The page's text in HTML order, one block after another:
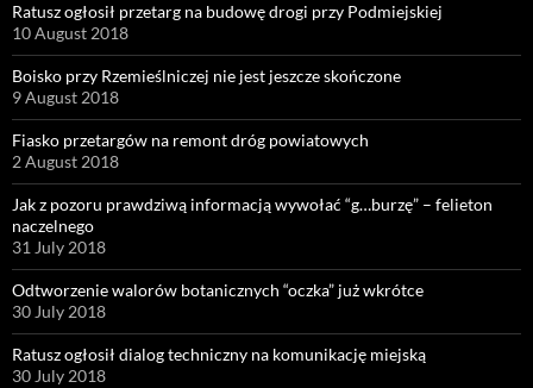
Ratusz ogłosił przetarg na budowę drogi przy Podmiejskiej
10 August 2018
Boisko przy Rzemieślniczej nie jest jeszcze skończone
9 August 2018
Fiasko przetargów na remont dróg powiatowych
2 August 2018
Jak z pozoru prawdziwą informacją wywołać “g…burzę” – felieton
naczelnego
31 July 2018
Odtworzenie walorów botanicznych “oczka” już wkrótce
30 July 2018
Ratusz ogłosił dialog techniczny na komunikację miejską
30 July 2018